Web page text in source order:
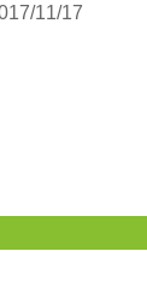
11/17